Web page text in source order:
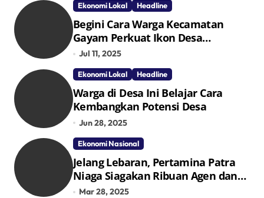
Ekonomi Lokal Headline
Begini Cara Warga Kecamatan
Gayam Perkuat Ikon Desa
Penggerak Ekonomi Lokal Melalui
TPID
Jul 11, 2025
Ekonomi Lokal Headline
Warga di Desa Ini Belajar Cara
Kembangkan Potensi Desa
Jun 28, 2025
Ekonomi Nasional
Jelang Lebaran, Pertamina Patra
Niaga Siagakan Ribuan Agen dan
Pangkalan LPG 3 Kg
Mar 28, 2025